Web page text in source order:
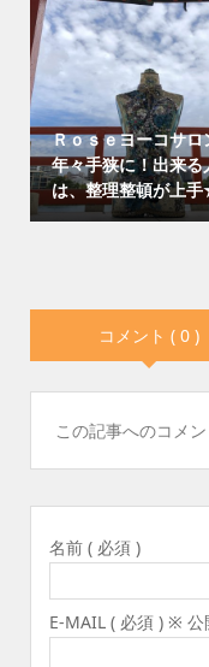
Ｒｏｓｅヨーコサロ
年々手狭に！出来る
は、整理整頓が上
コメント ( 0 )
この記事へのコメン
名前 ( 必須 )
E-MAIL ( 必須 ) ※ 公